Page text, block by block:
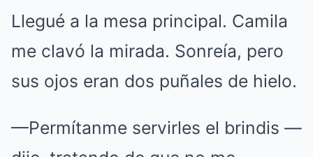
Llegué a la mesa principal. Camila
me clavó la mirada. Sonreía, pero
sus ojos eran dos puñales de hielo.
—Permítanme servirles el brindis —